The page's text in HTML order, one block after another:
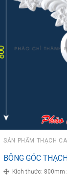
SẢN PHẨM THẠCH
BÔNG GÓC
Kích thước: 800mm